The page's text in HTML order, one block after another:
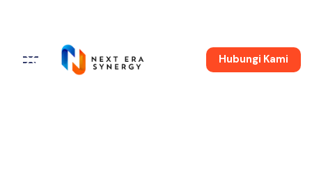
Hubungi Kami